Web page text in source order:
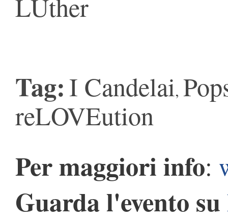
LUther
Tag:I Candelai,
reLOVEution
Per maggiori info:
Guarda l'evento su